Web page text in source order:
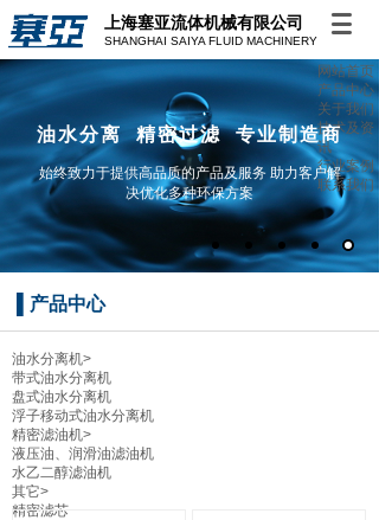
网站首页
产品中心
关于我们
技术及资
讯
行业案例
联系我们
上海塞亚流体机械有限公司
SHANGHAI SAIYA FLUID MACHINERY
油水分离 精密过滤 专业制造商
始终致力于提供高品质的产品及服务 助力客户解
决优化多种环保方案
油水分离机>
带式油水分离机
盘式油水分离机
浮子移动式油水分离机
精密滤油机>
液压油、润滑油滤油机
水乙二醇滤油机
其它>
精密滤芯
产品中心